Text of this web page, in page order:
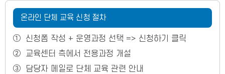
온라인 단체 교육 신청 절차
①
신청폼 작성 + 운영과정 선택 => 신청하기 클릭
②
교육센터 측에서 전용과정 개설
③
담당자 메일로 단체 교육 관련 안내